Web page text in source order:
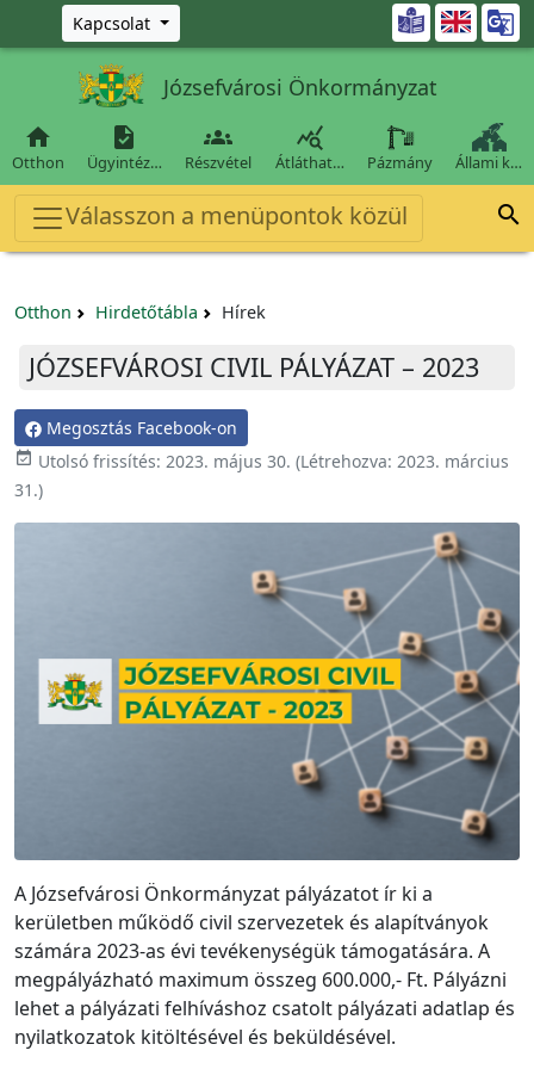
Ugrás a fő tartalomra
Kapcsolat 
Józsefvárosi Önkormányzat

Otthon

Ügyintéz…

Részvétel

Átláthat… Pázmány Állami k…
Válasszon a menüpontok közül 
Otthon Hirdetőtábla Hírek
JÓZSEFVÁROSI CIVIL PÁLYÁZAT – 2023
Megosztás Facebook-on
 Utolsó frissítés: 2023. május 30. (Létrehozva: 2023. március
31.)
A Józsefvárosi Önkormányzat pályázatot ír ki a
kerületben működő civil szervezetek és alapítványok
számára 2023-as évi tevékenységük támogatására. A
megpályázható maximum összeg 600.000,- Ft. Pályázni
lehet a pályázati felhíváshoz csatolt pályázati adatlap és
nyilatkozatok kitöltésével és beküldésével.